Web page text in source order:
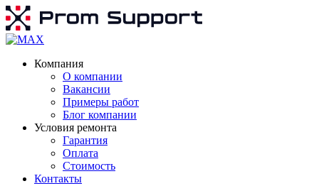
Компания
О компании
Вакансии
Примеры работ
Блог компании
Условия ремонта
Гарантия
Оплата
Стоимость
Контакты